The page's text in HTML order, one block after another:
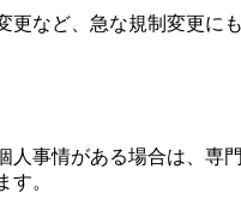
更など、急な規制変更に
人事情がある場合は、専
。